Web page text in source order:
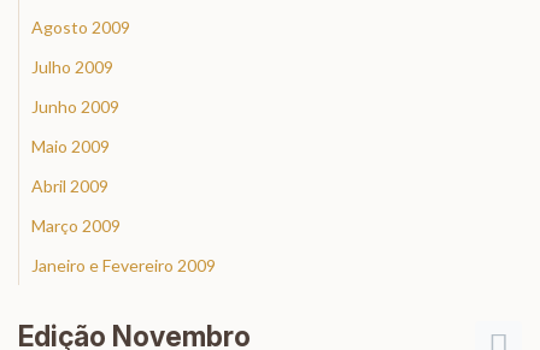
Agosto 2009
Julho 2009
Junho 2009
Maio 2009
Abril 2009
Março 2009
Janeiro e Fevereiro 2009
Edição Novembro